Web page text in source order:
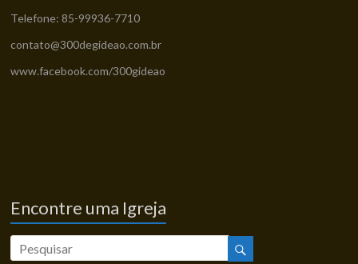
Telefone: 85-99936-7710
contato@300degideao.com.br
www.facebook.com/300gideao
Encontre uma Igreja